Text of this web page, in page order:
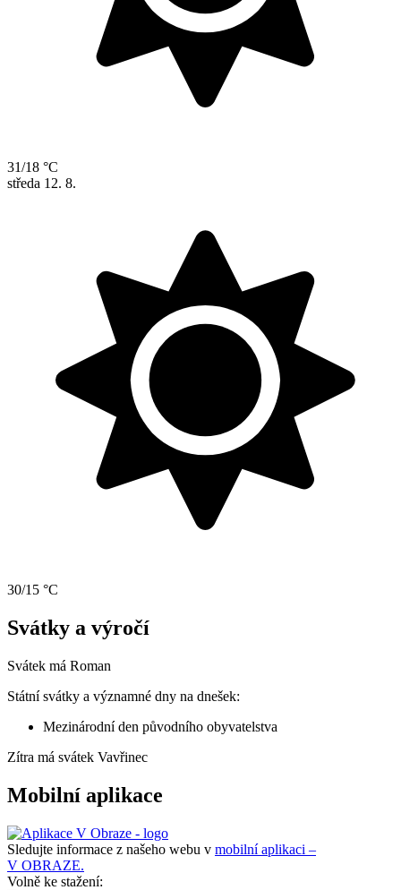
31/18 °C
středa 12. 8.
30/15 °C
Svátky a výročí
Svátek má Roman
Státní svátky a významné dny na dnešek:
Mezinárodní den původního obyvatelstva
Zítra má svátek Vavřinec
Mobilní aplikace
Sledujte informace z našeho webu v mobilní aplikaci –
V OBRAZE.
Volně ke stažení: